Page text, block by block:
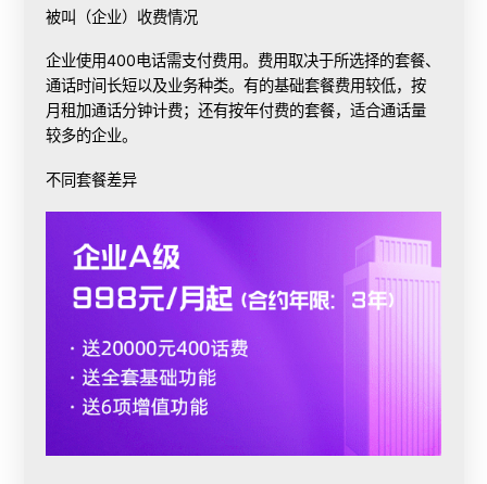
被叫（企业）收费情况
企业使用400电话需支付费用。费用取决于所选择的套餐、
通话时间长短以及业务种类。有的基础套餐费用较低，按
月租加通话分钟计费；还有按年付费的套餐，适合通话量
较多的企业。
不同套餐差异